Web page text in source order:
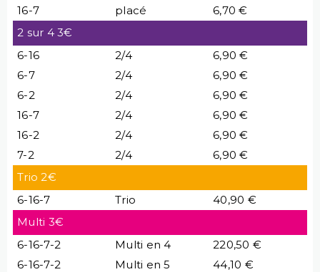
16-7 placé
6,70 €
2 sur 4 3€
6-16
2/4
6,90 €
6-7
2/4
6,90 €
6-2
2/4
6,90 €
16-7
2/4
6,90 €
16-2
2/4
6,90 €
7-2
2/4
6,90 €
Trio 2€
6-16-7
Trio
40,90 €
Multi 3€
6-16-7-2
Multi en 4
220,50 €
6-16-7-2
Multi en 5
44,10 €